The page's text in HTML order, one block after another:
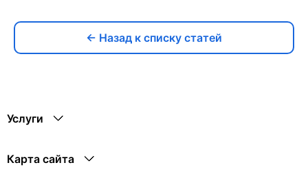
← Назад к списку статей
Услуги
Карта сайта